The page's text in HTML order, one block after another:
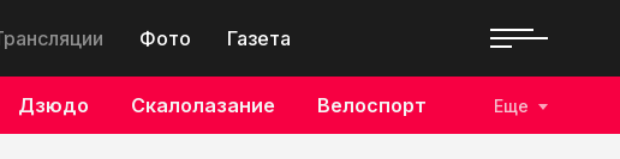
Фото Газета
Дзюдо Скалолазание Велоспорт Еще